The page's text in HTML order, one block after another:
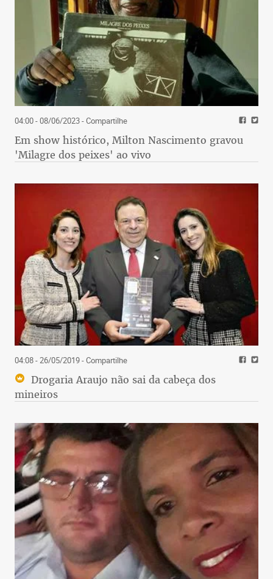
04:00 - 08/06/2023- Compartilhe
Em show histórico, Milton Nascimento gravou
'Milagre dos peixes' ao vivo
04:08 - 26/05/2019- Compartilhe
Drogaria Araujo não sai da cabeça dos
mineiros